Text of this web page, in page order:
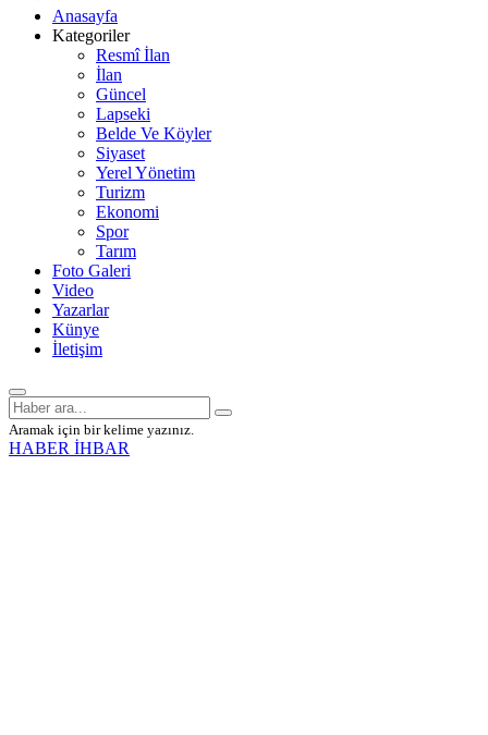
Anasayfa
Kategoriler
Resmî İlan
İlan
Güncel
Lapseki
Belde Ve Köyler
Siyaset
Yerel Yönetim
Turizm
Ekonomi
Spor
Tarım
Foto Galeri
Video
Yazarlar
Künye
İletişim
Aramak için bir kelime yazınız.
HABER İHBAR